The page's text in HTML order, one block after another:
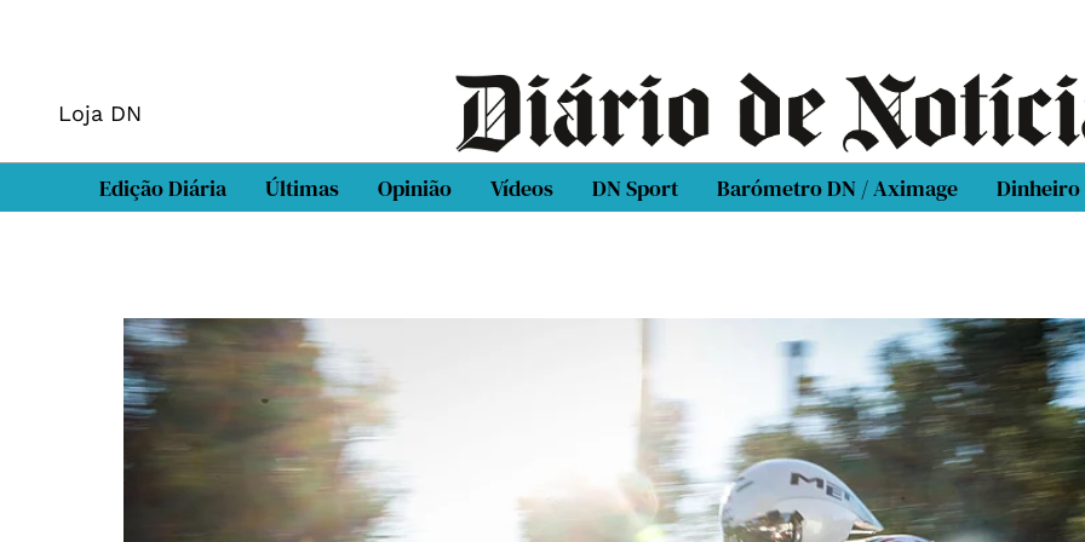
Loja DN
Edição Diária Últimas Opinião Vídeos DN Sport Barómetro DN / Aximage Dinheiro